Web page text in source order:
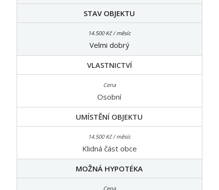
STAV OBJEKTU
Velmi dobrý
VLASTNICTVÍ
Osobní
UMÍSTĚNÍ OBJEKTU
Klidná část obce
MOŽNÁ HYPOTÉKA